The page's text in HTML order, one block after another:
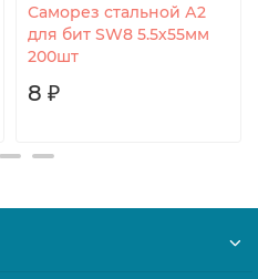
Саморез стальной А2
для бит SW8 5.5х55мм
200шт
8 ₽